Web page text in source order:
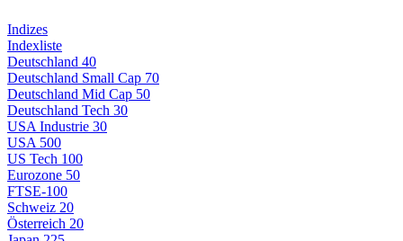
Indizes
Indexliste
Deutschland 40
Deutschland Small Cap 70
Deutschland Mid Cap 50
Deutschland Tech 30
USA Industrie 30
USA 500
US Tech 100
Eurozone 50
FTSE-100
Schweiz 20
Österreich 20